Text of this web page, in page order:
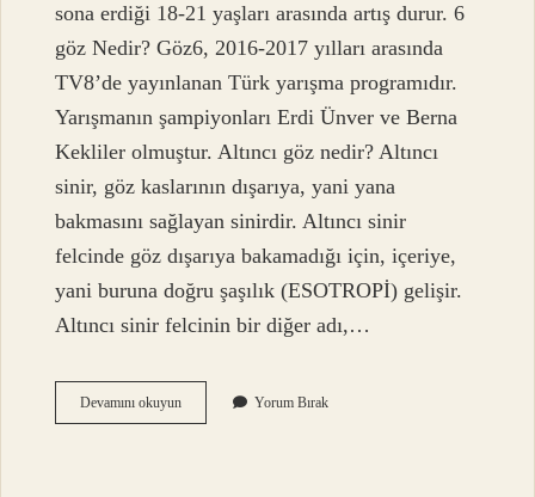
sona erdiği 18-21 yaşları arasında artış durur. 6
göz Nedir? Göz6, 2016-2017 yılları arasında
TV8’de yayınlanan Türk yarışma programıdır.
Yarışmanın şampiyonları Erdi Ünver ve Berna
Kekliler olmuştur. Altıncı göz nedir? Altıncı
sinir, göz kaslarının dışarıya, yani yana
bakmasını sağlayan sinirdir. Altıncı sinir
felcinde göz dışarıya bakamadığı için, içeriye,
yani buruna doğru şaşılık (ESOTROPİ) gelişir.
Altıncı sinir felcinin bir diğer adı,…
Devamını okuyun6
Göz
Yorum Bırak